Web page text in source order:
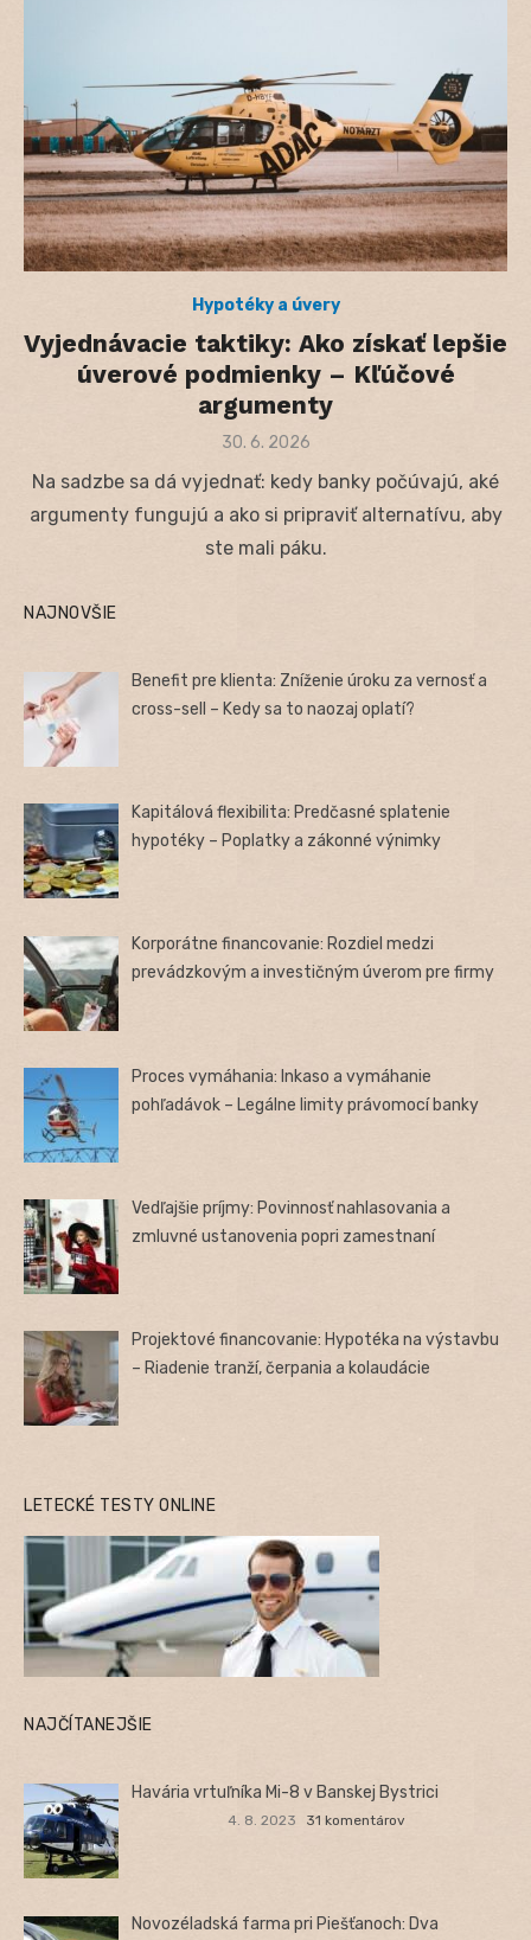
Hypotéky a úvery
Vyjednávacie taktiky: Ako získať lepšie
úverové podmienky – Kľúčové
argumenty
Posted
30. 6. 2026
Na sadzbe sa dá vyjednať: kedy banky počúvajú, aké
argumenty fungujú a ako si pripraviť alternatívu, aby
ste mali páku.
NAJNOVŠIE
Benefit pre klienta: Zníženie úroku za vernosť a
cross-sell – Kedy sa to naozaj oplatí?
Kapitálová flexibilita: Predčasné splatenie
hypotéky – Poplatky a zákonné výnimky
Korporátne financovanie: Rozdiel medzi
prevádzkovým a investičným úverom pre firmy
Proces vymáhania: Inkaso a vymáhanie
pohľadávok – Legálne limity právomocí banky
Vedľajšie príjmy: Povinnosť nahlasovania a
zmluvné ustanovenia popri zamestnaní
Projektové financovanie: Hypotéka na výstavbu
– Riadenie tranží, čerpania a kolaudácie
LETECKÉ TESTY ONLINE
NAJČÍTANEJŠIE
Havária vrtuľníka Mi-8 v Banskej Bystrici
4. 8. 2023 31 komentárov
Novozéladská farma pri Piešťanoch: Dva